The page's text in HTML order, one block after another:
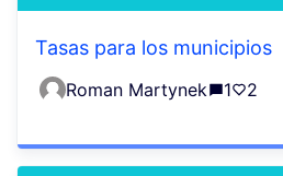
Tasas para los municipios
Roman Martynek 1 2